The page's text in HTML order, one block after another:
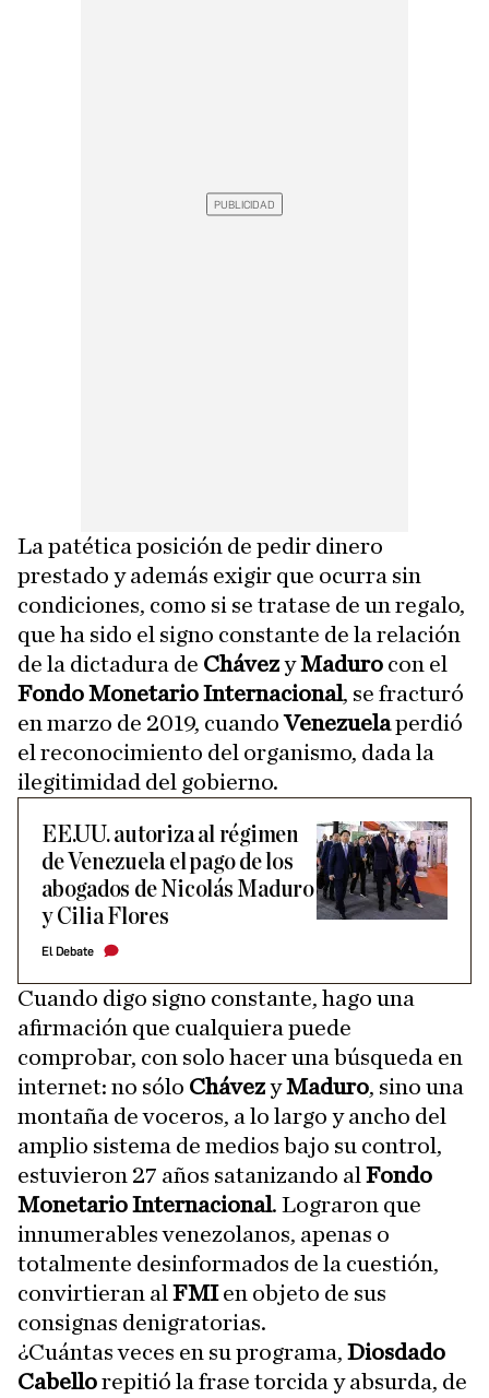
La patética posición de pedir dinero
prestado y además exigir que ocurra sin
condiciones, como si se tratase de un regalo,
que ha sido el signo constante de la relación
de la dictadura de ChávezyMaduro con el
Fondo Monetario Internacional, se fracturó
en marzo de 2019, cuandoVenezuelaperdió
el reconocimiento del organismo, dada la
ilegitimidad del gobierno.
EE.UU. autoriza al régimen
de Venezuela el pago de los
abogados de Nicolás Maduro
y Cilia Flores
El Debate
Cuando digo signo constante, hago una
afirmación que cualquiera puede
comprobar, con solo hacer una búsqueda en
internet: no sólo ChávezyMaduro, sino una
montaña de voceros, a lo largo y ancho del
amplio sistema de medios bajo su control,
estuvieron 27 años satanizando al Fondo
Monetario Internacional. Lograron que
innumerables venezolanos, apenas o
totalmente desinformados de la cuestión,
convirtieran al FMIen objeto de sus
consignas denigratorias.
¿Cuántas veces en su programa, Diosdado
Cabellorepitió la frase torcida y absurda, de